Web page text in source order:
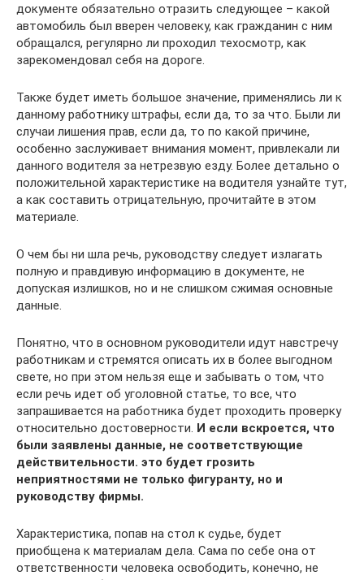
документе обязательно отразить следующее – какой
автомобиль был вверен человеку, как гражданин с ним
обращался, регулярно ли проходил техосмотр, как
зарекомендовал себя на дороге.
Также будет иметь большое значение, применялись ли к
данному работнику штрафы, если да, то за что. Были ли
случаи лишения прав, если да, то по какой причине,
особенно заслуживает внимания момент, привлекали ли
данного водителя за нетрезвую езду. Более детально о
положительной характеристике на водителя узнайте тут,
а как составить отрицательную, прочитайте в этом
материале.
О чем бы ни шла речь, руководству следует излагать
полную и правдивую информацию в документе, не
допуская излишков, но и не слишком сжимая основные
данные.
Понятно, что в основном руководители идут навстречу
работникам и стремятся описать их в более выгодном
свете, но при этом нельзя еще и забывать о том, что
если речь идет об уголовной статье, то все, что
запрашивается на работника будет проходить проверку
относительно достоверности. И если вскроется, что
были заявлены данные, не соответствующие
действительности. это будет грозить
неприятностями не только фигуранту, но и
руководству фирмы.
Характеристика, попав на стол к судье, будет
приобщена к материалам дела. Сама по себе она от
ответственности человека освободить, конечно, не